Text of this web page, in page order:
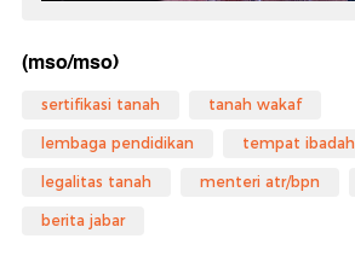
(mso/mso)
sertifikasi tanah tanah wakaf
lembaga pendidikan tempat ibadah
legalitas tanah menteri atr/bpn
berita jabar